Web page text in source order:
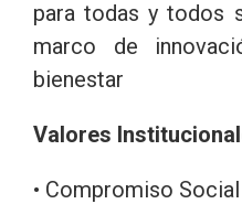
para todas y todos
marco de
bienestar
Valores
• Compromiso Social